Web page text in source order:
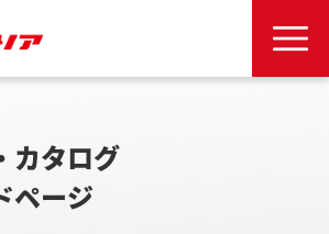
カタログ
ページ